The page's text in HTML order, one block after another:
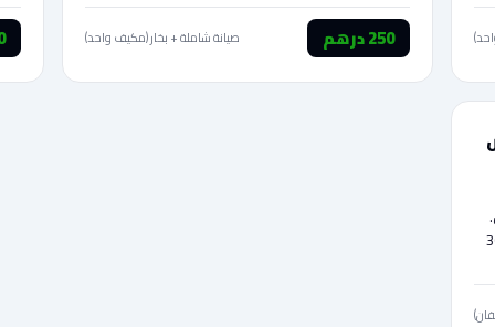
250 درهم صيانة شاملة + بخار (مكيف واحد)
= 300